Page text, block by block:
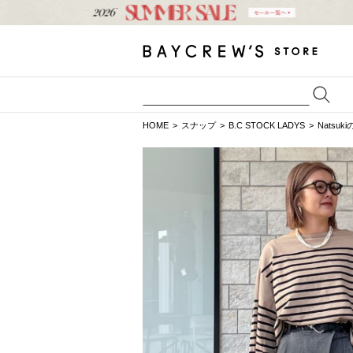
HOME スナップ B.C STOCK LADYS Natsuki